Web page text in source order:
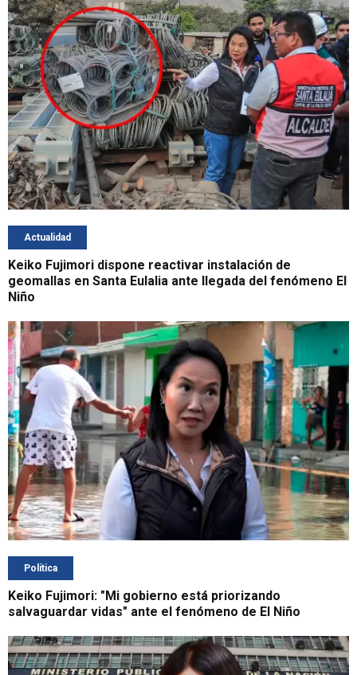
Actualidad
Keiko Fujimori dispone reactivar instalación de
geomallas en Santa Eulalia ante llegada del fenómeno El
Niño
Política
Keiko Fujimori: "Mi gobierno está priorizando
salvaguardar vidas" ante el fenómeno de El Niño